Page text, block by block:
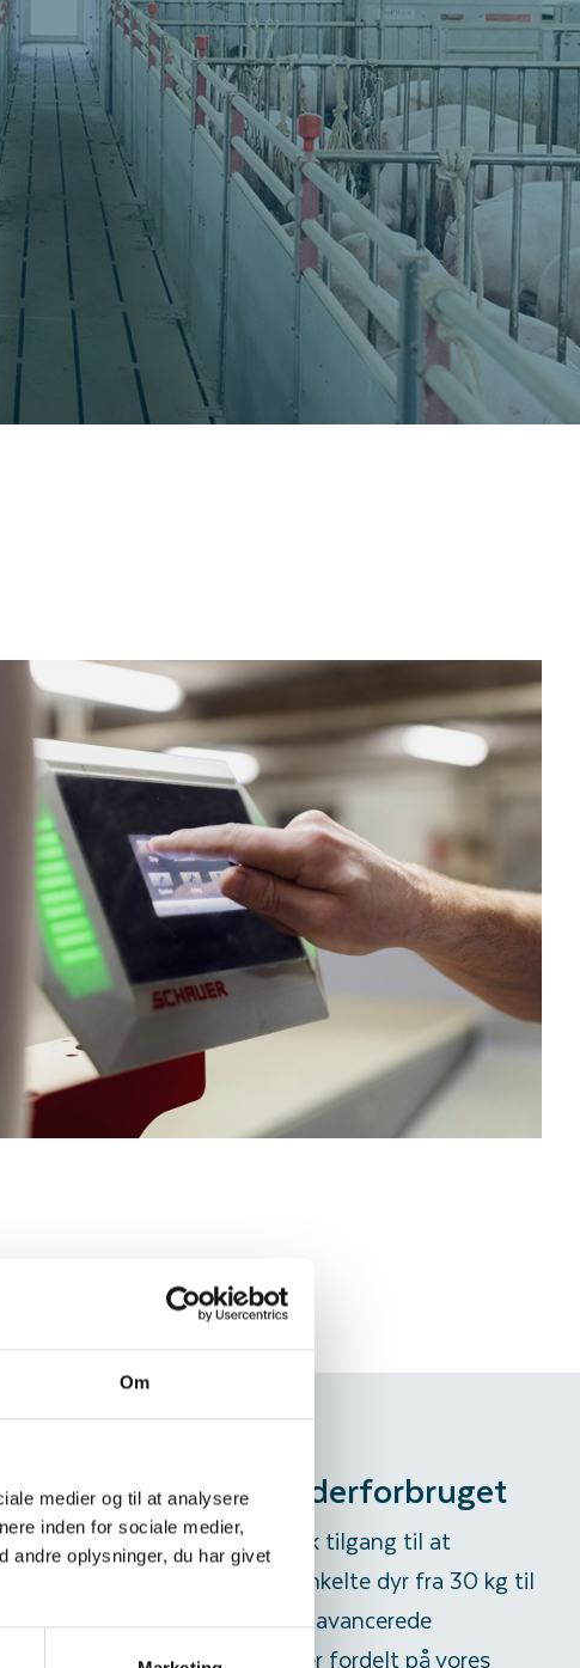
Om
medier og til at analysere
inden for sociale medier,
andre oplysninger, du har givet
registrering af foderforbruget
Danish Genetics har vi en unik tilgang til at
foderforbruget for de enkelte dyr fra 30 kg til
Det gøres ved hjælp af 270 avancerede
foderstationer, som er fordelt på vores